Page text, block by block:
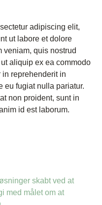
adipiscing elit,
ut labore et dolore
veniam, quis nostrud
aliquip ex ea commodo
reprehenderit in
eu fugiat nulla pariatur.
non proident, sunt in
id est laborum.
skabt ved at
med målet om at